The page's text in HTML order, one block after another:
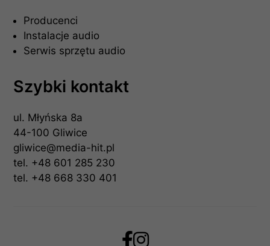
Producenci
Instalacje audio
Serwis sprzętu audio
Szybki kontakt
ul. Młyńska 8a
44-100 Gliwice
gliwice@media-hit.pl
tel. +48 601 285 230
tel. +48 668 330 401